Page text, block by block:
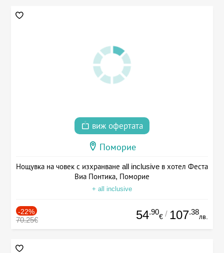
виж офертата
Поморие
Нощувка на човек с изхранване all inclusive в хотел Феста
Виа Понтика, Поморие
+ all inclusive
-22%
70.25€ 54.90
€ / 107.38
лв.